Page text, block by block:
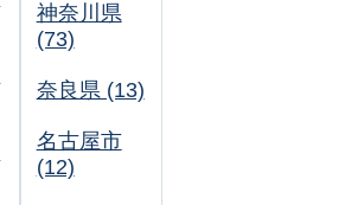
神奈川県
(73)
奈良県 (13)
名古屋市
(12)